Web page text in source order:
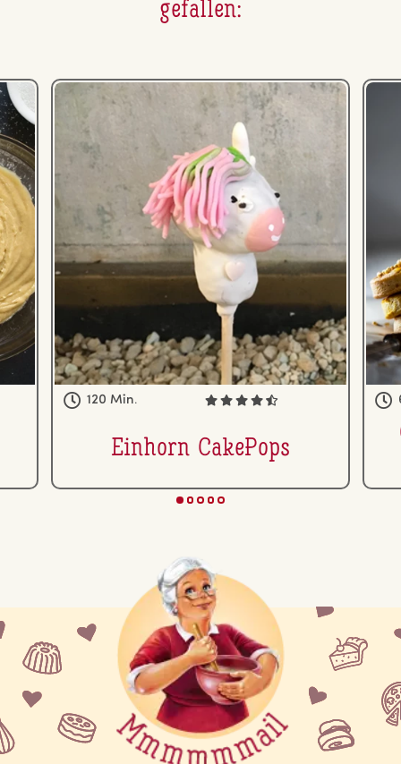
gefallen:
120 Min.
Einhorn CakePops